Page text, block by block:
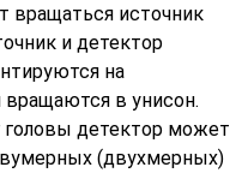
вращаться источник
и детектор
на
в унисон.
головы детектор может
(двухмерных)